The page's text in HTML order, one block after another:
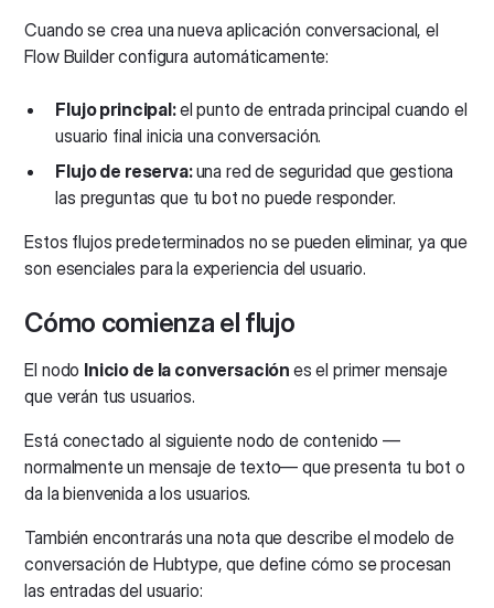
Cuando se crea una nueva aplicación conversacional, el
Flow Builder configura automáticamente:
Flujo principal:el punto de entrada principal cuando el
usuario final inicia una conversación.
Flujo de reserva:una red de seguridad que gestiona
las preguntas que tu bot no puede responder.
Estos flujos predeterminados no se pueden eliminar, ya que
son esenciales para la experiencia del usuario.
Cómo comienza el flujo
El nodo Inicio de la conversación es el primer mensaje
que verán tus usuarios.
Está conectado al siguiente nodo de contenido —
normalmente un mensaje de texto— que presenta tu bot o
da la bienvenida a los usuarios.
También encontrarás una nota que describe el modelo de
conversación de Hubtype, que define cómo se procesan
las entradas del usuario: